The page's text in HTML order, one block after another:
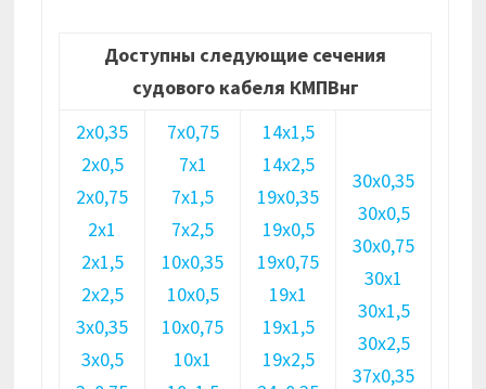
Доступны следующие сечения
судового кабеля КМПВнг
2х0,35
2х0,5
2х0,75
2х1
2х1,5
2х2,5
3х0,35
3х0,5
7х0,75
7х1
7х1,5
7х2,5
10х0,35
10х0,5
10х0,75
10х1
14х1,5
14х2,5
19х0,35
19х0,5
19х0,75
19х1
19х1,5
19х2,5
30х0,35
30х0,5
30х0,75
30х1
30х1,5
30х2,5
37х0,35